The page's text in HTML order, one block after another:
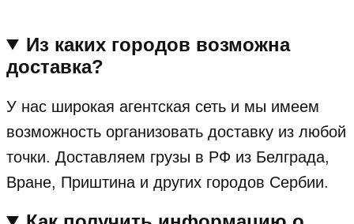
Из каких городов возможна
доставка?
У нас широкая агентская сеть и мы имеем
возможность организовать доставку из любой
точки. Доставляем грузы в РФ из Белграда,
Вране, Приштина и других городов Сербии.